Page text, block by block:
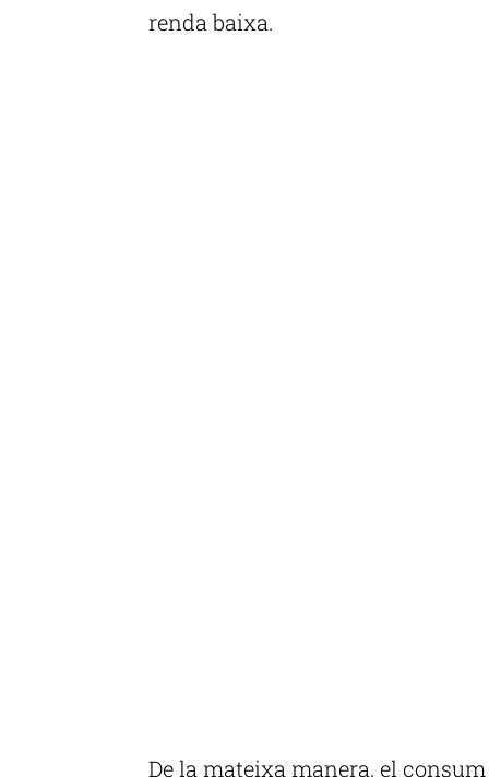
renda baixa.
De la mateixa manera, el